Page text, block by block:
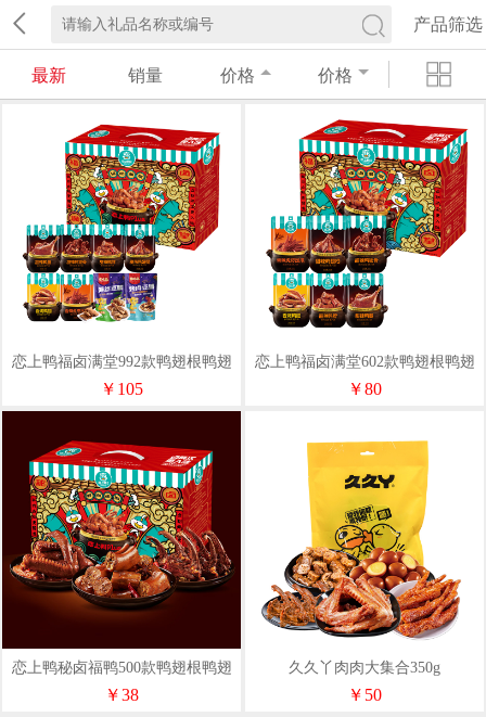
产品筛选
最新 销量 价格 价格
恋上鸭福卤满堂992款鸭翅根鸭翅
鸭锁骨鸭脖笋丝烤肉豆脯
￥105
恋上鸭福卤满堂602款鸭翅根鸭翅
鸭锁骨独立小包装网红小吃
￥80
恋上鸭秘卤福鸭500款鸭翅根鸭翅
鸭锁骨独立小包装
￥38
久久丫肉肉大集合350g
￥50